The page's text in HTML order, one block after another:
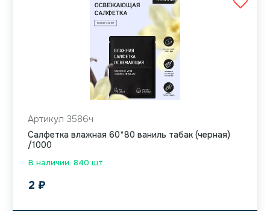
В наличии: 840 шт.
Артикул 3586ч
Салфетка влажная 60*80 ваниль табак (черная)
/1000
2 ₽